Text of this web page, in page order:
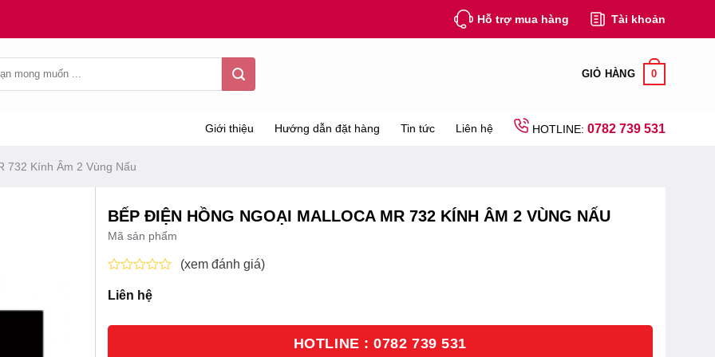
Hỗ trợ mua hàng Tài khoản
GIỎ HÀNG 0
Giới thiệu Hướng dẫn đặt hàng Tin tức Liên hệ HOTLINE: 0782 739 531
732 Kính Âm 2 Vùng Nấu
BẾP ĐIỆN HỒNG NGOẠI MALLOCA MR 732 KÍNH ÂM 2 VÙNG NẤU
Mã sản phẩm
xếp
(xem đánh giá)
Liên hệ
HOTLINE : 0782 739 531